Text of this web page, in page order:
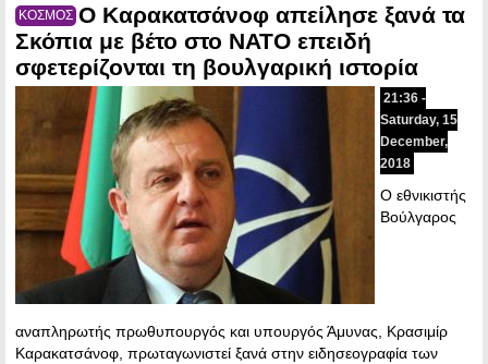
ΚΟΣΜΟΣ Ο Καρακατσάνοφ απείλησε ξανά τα
Σκόπια με βέτο στο ΝΑΤΟ επειδή
σφετερίζονται τη βουλγαρική ιστορία
21:36 -
Saturday, 15
December,
2018
Ο εθνικιστής
Βούλγαρος
αναπληρωτής πρωθυπουργός και υπουργός Άμυνας, Κρασιμίρ
Καρακατσάνοφ, πρωταγωνιστεί ξανά στην ειδησεογραφία των